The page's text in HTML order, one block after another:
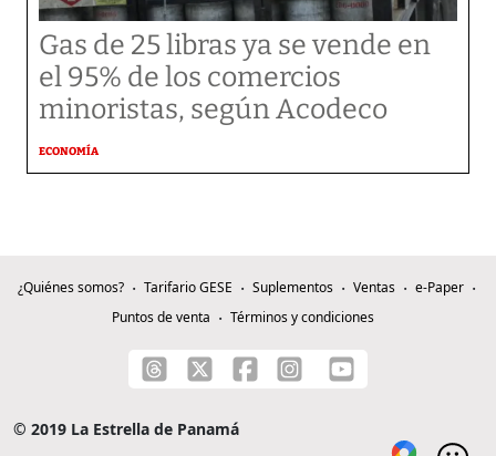
Gas de 25 libras ya se vende en
el 95% de los comercios
minoristas, según Acodeco
ECONOMÍA
¿Quiénes somos? Tarifario GESE Suplementos Ventas
e-Paper
Puntos de venta
Términos y condiciones
© 2019 La Estrella de Panamá